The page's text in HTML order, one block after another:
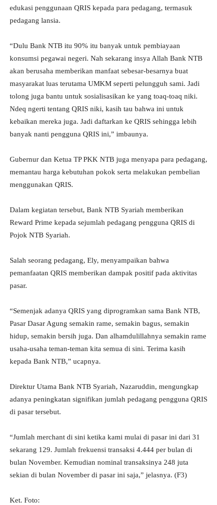
edukasi penggunaan QRIS kepada para pedagang, termasuk
pedagang lansia.
“Dulu Bank NTB itu 90% itu banyak untuk pembiayaan
konsumsi pegawai negeri. Nah sekarang insya Allah Bank NTB
akan berusaha memberikan manfaat sebesar-besarnya buat
masyarakat luas terutama UMKM seperti pelungguh sami. Jadi
tolong juga bantu untuk sosialisasikan ke yang toaq-toaq niki.
Ndeq ngerti tentang QRIS niki, kasih tau bahwa ini untuk
kebaikan mereka juga. Jadi daftarkan ke QRIS sehingga lebih
banyak nanti pengguna QRIS ini,” imbaunya.
Gubernur dan Ketua TP PKK NTB juga menyapa para pedagang,
memantau harga kebutuhan pokok serta melakukan pembelian
menggunakan QRIS.
Dalam kegiatan tersebut, Bank NTB Syariah memberikan
Reward Prime kepada sejumlah pedagang pengguna QRIS di
Pojok NTB Syariah.
Salah seorang pedagang, Ely, menyampaikan bahwa
pemanfaatan QRIS memberikan dampak positif pada aktivitas
pasar.
“Semenjak adanya QRIS yang diprogramkan sama Bank NTB,
Pasar Dasar Agung semakin rame, semakin bagus, semakin
hidup, semakin bersih juga. Dan alhamdulillahnya semakin rame
usaha-usaha teman-teman kita semua di sini. Terima kasih
kepada Bank NTB,” ucapnya.
Direktur Utama Bank NTB Syariah, Nazaruddin, mengungkap
adanya peningkatan signifikan jumlah pedagang pengguna QRIS
di pasar tersebut.
“Jumlah merchant di sini ketika kami mulai di pasar ini dari 31
sekarang 129. Jumlah frekuensi transaksi 4.444 per bulan di
bulan November. Kemudian nominal transaksinya 248 juta
sekian di bulan November di pasar ini saja,” jelasnya. (F3)
Ket. Foto: